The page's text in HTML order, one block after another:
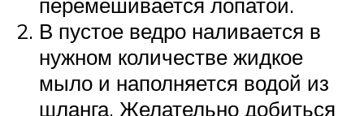
В пустое ведро наливается в
нужном количестве жидкое
мыло и наполняется водой из
шланга. Желательно добиться